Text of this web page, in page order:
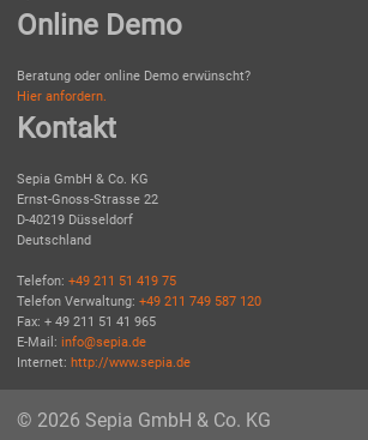
Online Demo
Beratung oder online Demo erwünscht?
Hier anfordern.
Kontakt
Sepia GmbH & Co. KG
Ernst-Gnoss-Strasse 22
D-40219 Düsseldorf
Deutschland
Telefon: +49 211 51 419 75
Telefon Verwaltung: +49 211 749 587 120
Fax: + 49 211 51 41 965
E-Mail: info@sepia.de
Internet: http://www.sepia.de
© 2026 Sepia GmbH & Co. KG